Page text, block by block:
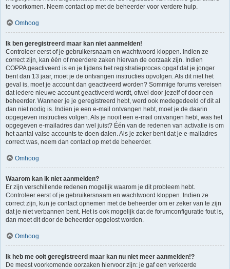
te voorkomen. Neem contact op met de beheerder voor verdere hulp.
Omhoog
Ik ben geregistreerd maar kan niet aanmelden!
Controleer eerst of je gebruikersnaam en wachtwoord kloppen. Indien ze
correct zijn, kan één of meerdere zaken hiervan de oorzaak zijn. Indien
COPPA geactiveerd is en je tijdens het registratieproces opgaf dat je jonger
bent dan 13 jaar, moet je de ontvangen instructies opvolgen. Als dit niet het
geval is, moet je account dan geactiveerd worden? Sommige forums vereisen
dat iedere nieuwe account geactiveerd wordt, ofwel door jezelf of door een
beheerder. Wanneer je je geregistreerd hebt, werd ook medegedeeld of dit al
dan niet nodig is. Indien je een e-mail ontvangen hebt, moet je de daarin
opgegeven instructies volgen. Als je nooit een e-mail ontvangen hebt, was het
opgegeven e-mailadres dan wel juist? Één van de redenen van activatie is om
het aantal valse accounts te doen dalen. Als je zeker bent dat je e-mailadres
correct was, neem dan contact op met de beheerder.
Omhoog
Waarom kan ik niet aanmelden?
Er zijn verschillende redenen mogelijk waarom je dit probleem hebt.
Controleer eerst of je gebruikersnaam en wachtwoord kloppen. Indien ze
correct zijn, kun je contact opnemen met de beheerder om er zeker van te zijn
dat je niet verbannen bent. Het is ook mogelijk dat de forumconfiguratie fout is,
dan moet dit door de beheerder opgelost worden.
Omhoog
Ik heb me ooit geregistreerd maar kan nu niet meer aanmelden!?
De meest voorkomende oorzaken hiervoor zijn: je gaf een verkeerde